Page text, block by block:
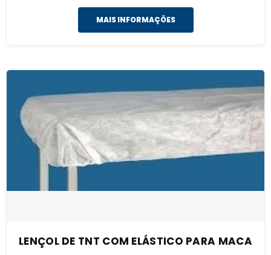
MAIS INFORMAÇÕES
LENÇOL DE TNT COM ELÁSTICO PARA MACA